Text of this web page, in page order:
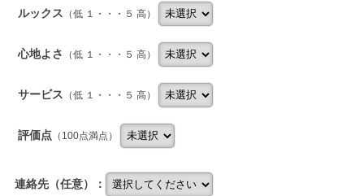
ルックス （低 １・・・５ 高）
心地よさ （低 １・・・５ 高）
サービス （低 １・・・５ 高）
評価点 （100点満点）
連絡先（任意）：